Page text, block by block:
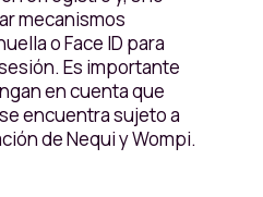
mecanismos
o Face ID para
Es importante
en cuenta que
encuentra sujeto a
de Nequi y Wompi.